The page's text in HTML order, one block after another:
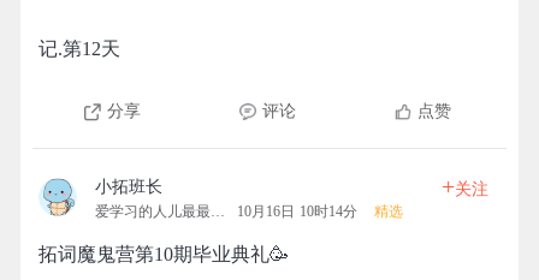
记.第12天
分享 评论 点赞
小拓班长
爱学习的人儿最最可爱 10月16日 10时14分 精选
+关注
拓词魔鬼营第10期毕业典礼🥳